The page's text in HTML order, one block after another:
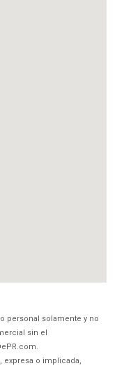
personal solamente y no
sin el
expresa o implicada,